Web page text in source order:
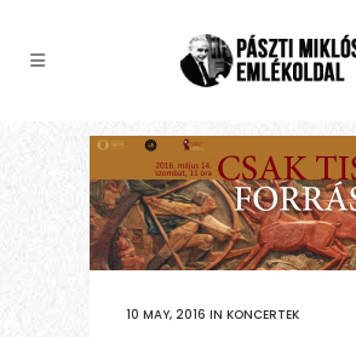
10 MAY, 2016 IN KONCERTEK